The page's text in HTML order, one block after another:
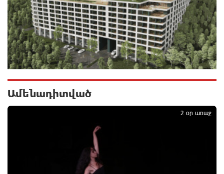
Ժողովո՛ւրդ, Սամվել Կարապետյանի,
սրբազանների կալանքը ապօրինի է եղել. Արամ
Վարդևանյան
մեկ ժամ առաջ
պատգամավորների թիվը փոքրանում է, գնալով
ավելի է փոքրանալու. Նարեկ Կարապետյան
Սամվել Կարապետյանի տեսլականը համոզեց ինձ
վերադառնալ քաղաքականություն․ Արամ
Ամենադիտված
2 օր առաջ
1